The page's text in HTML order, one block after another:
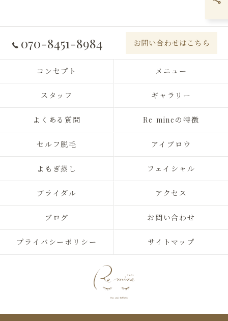
070-8451-8984 お問い合わせはこちら
コンセプト メニュー
スタッフ ギャラリー
よくある質問 Re mineの特徴
セルフ脱毛 アイブロウ
よもぎ蒸し フェイシャル
ブライダル アクセス
ブログ お問い合わせ
プライバシーポリシー サイトマップ